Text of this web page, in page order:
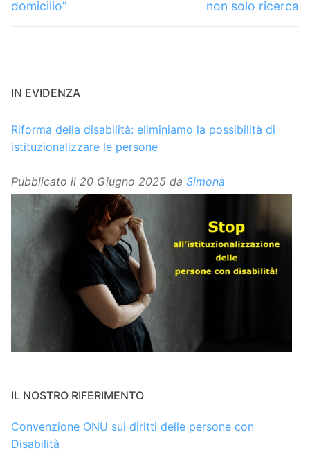
domicilio”
non solo ricerca
IN EVIDENZA
Riforma della disabilità: eliminiamo la possibilità di
istituzionalizzare le persone
Pubblicato il 20 Giugno 2025 da Simona
IL NOSTRO RIFERIMENTO
Convenzione ONU sui diritti delle persone con
Disabilità